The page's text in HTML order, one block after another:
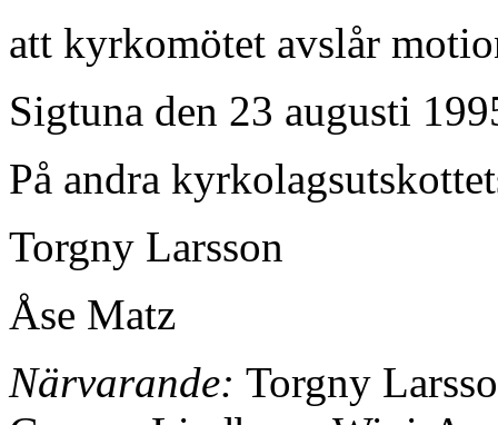
att kyrkomötet avslår
Sigtuna den 23 augusti
På andra
Torgny Larsson
Åse Matz
Närvarande: Torgny